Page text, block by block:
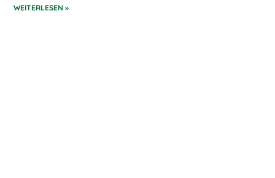
WEITERLESEN »